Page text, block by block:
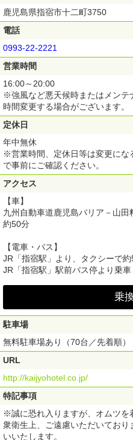
鹿児島県指宿市十二町3750
電話
0993-22-2221
営業時間
16:00～20:00
※強風など悪天候時またはメンテ
時間変更する場合がございます。
定休日
年中無休
※営業時間、定休日等は変更にな
で事前にご確認ください。
アクセス
【車】
九州自動車道鹿児島バリア－山
約50分
【電車・バス】
JR「指宿駅」より、タクシーで約
JR「指宿駅」駅前バス停より乗
乗
駐車場
無料駐車場あり（70台／先着順）
URL
http://kaijyohotel.co.jp/
特記事項
※誠に恐れ入りますが、オムツを
衆衛生上、ご遠慮いただいてお
いいたします。